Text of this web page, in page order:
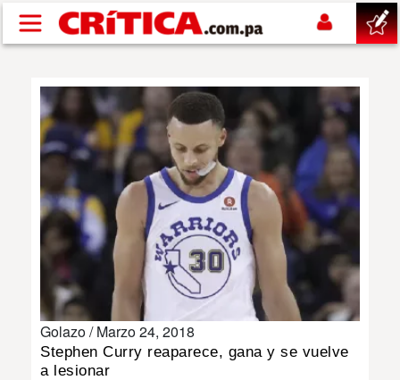
Pasar al contenido principal
SUCESOS
NACIONAL
POLÍTICA
DEPORTES
Golazo /Marzo 24, 2018
Stephen Curry reaparece, gana y se vuelve
a lesionar